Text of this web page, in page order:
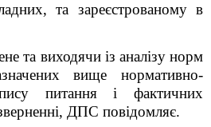
та зареєстрованому в
та виходячи із аналізу норм
вище нормативно-
питання і фактичних
ДПС повідомляє.